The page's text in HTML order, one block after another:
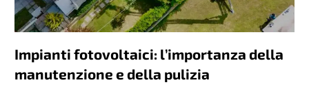
Impianti fotovoltaici: l’importanza della
manutenzione e della pulizia